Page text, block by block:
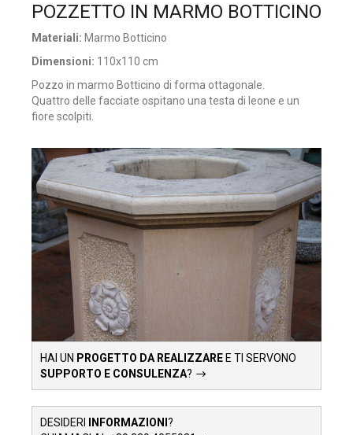
POZZETTO IN MARMO BOTTICINO
Materiali: Marmo Botticino
Dimensioni: 110x110 cm
Pozzo in marmo Botticino di forma ottagonale.
Quattro delle facciate ospitano una testa di leone e un
fiore scolpiti.
HAI UN PROGETTO DA REALIZZAREE TI SERVONO
SUPPORTO E CONSULENZA?
DESIDERI INFORMAZIONI?